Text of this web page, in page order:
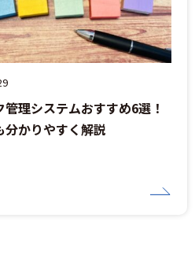
管理システムおすすめ6選！
分かりやすく解説